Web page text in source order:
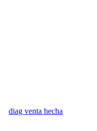
diag venta hecha